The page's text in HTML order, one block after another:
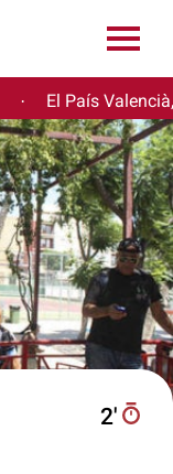
· El País
2′